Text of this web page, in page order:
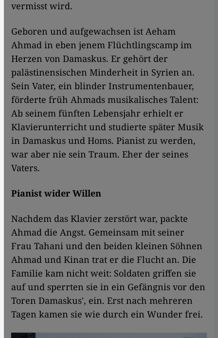
vermisst wird.
Geboren und aufgewachsen ist Aeham
Ahmad in eben jenem Flüchtlingscamp im
Herzen von Damaskus. Er gehört der
palästinensischen Minderheit in Syrien an.
Sein Vater, ein blinder Instrumentenbauer,
förderte früh Ahmads musikalisches Talent:
Ab seinem fünften Lebensjahr erhielt er
Klavierunterricht und studierte später Musik
in Damaskus und Homs. Pianist zu werden,
war aber nie sein Traum. Eher der seines
Vaters.
Pianist wider Willen
Nachdem das Klavier zerstört war, packte
Ahmad die Angst. Gemeinsam mit seiner
Frau Tahani und den beiden kleinen Söhnen
Ahmad und Kinan trat er die Flucht an. Die
Familie kam nicht weit: Soldaten griffen sie
auf und sperrten sie in ein Gefängnis vor den
Toren Damaskus', ein. Erst nach mehreren
Tagen kamen sie wie durch ein Wunder frei.